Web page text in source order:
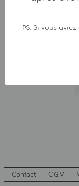
Contact C.G.V
PS: Si vous